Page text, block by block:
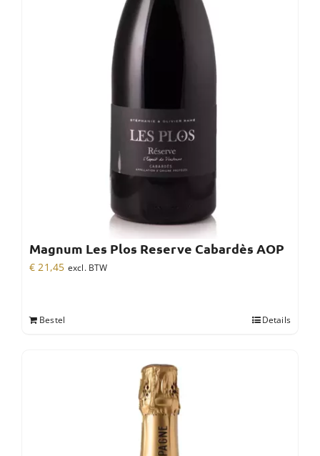
Magnum Les Plos Reserve Cabardès AOP
€ 21,45 excl. BTW
Bestel Details